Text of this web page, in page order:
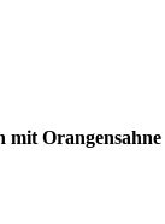
mit Orangensahne